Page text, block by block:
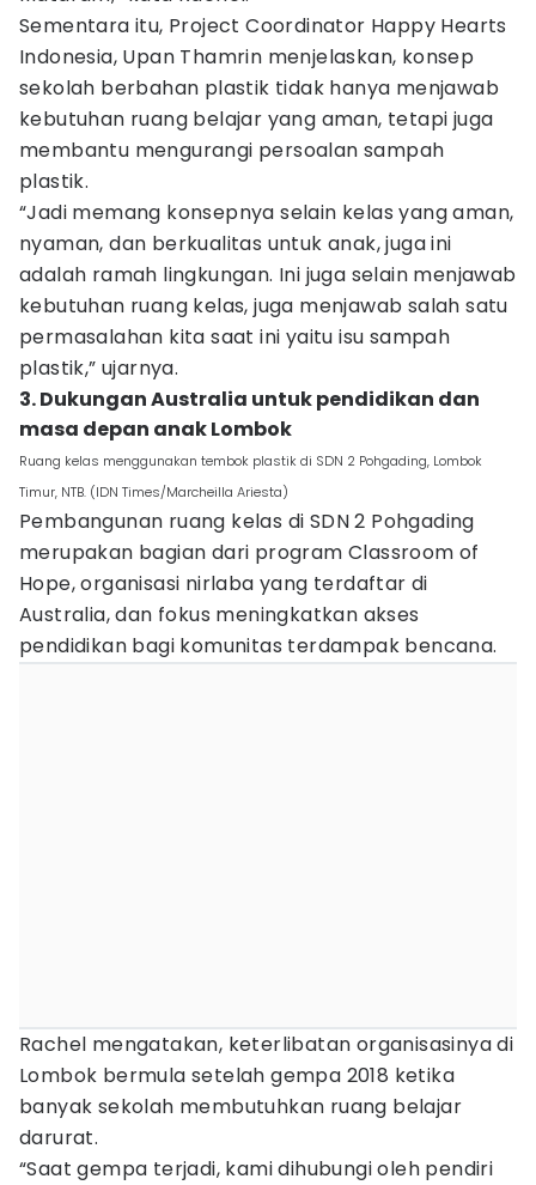
Sementara itu, Project Coordinator Happy Hearts
Indonesia, Upan Thamrin menjelaskan, konsep
sekolah berbahan plastik tidak hanya menjawab
kebutuhan ruang belajar yang aman, tetapi juga
membantu mengurangi persoalan sampah
plastik.
“Jadi memang konsepnya selain kelas yang aman,
nyaman, dan berkualitas untuk anak, juga ini
adalah ramah lingkungan. Ini juga selain menjawab
kebutuhan ruang kelas, juga menjawab salah satu
permasalahan kita saat ini yaitu isu sampah
plastik,” ujarnya.
3. Dukungan Australia untuk pendidikan dan
masa depan anak Lombok
Ruang kelas menggunakan tembok plastik di SDN 2 Pohgading, Lombok
Timur, NTB. (IDN Times/Marcheilla Ariesta)
Pembangunan ruang kelas di SDN 2 Pohgading
merupakan bagian dari program Classroom of
Hope, organisasi nirlaba yang terdaftar di
Australia, dan fokus meningkatkan akses
pendidikan bagi komunitas terdampak bencana.
Rachel mengatakan, keterlibatan organisasinya di
Lombok bermula setelah gempa 2018 ketika
banyak sekolah membutuhkan ruang belajar
darurat.
“Saat gempa terjadi, kami dihubungi oleh pendiri